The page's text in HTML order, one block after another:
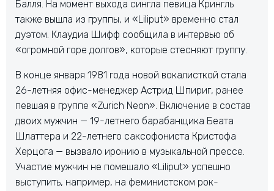
Балля. На момент выхода сингла певица Крингль
также вышла из группы, и «Liliput» временно стал
дуэтом. Клаудиа Шифф сообщила в интервью об
«огромной горе долгов», которые стесняют группу.
В конце января 1981 года новой вокалисткой стала
26-летняя офис-менеджер Астрид Шпириг, ранее
певшая в группе «Zurich Neon». Включение в состав
двоих мужчин — 19-летнего барабанщика Беата
Шлаттера и 22-летнего саксофониста Кристофа
Херцога — вызвало иронию в музыкальной прессе.
Участие мужчин не помешало «Liliput» успешно
выступить, например, на феминистском рок-